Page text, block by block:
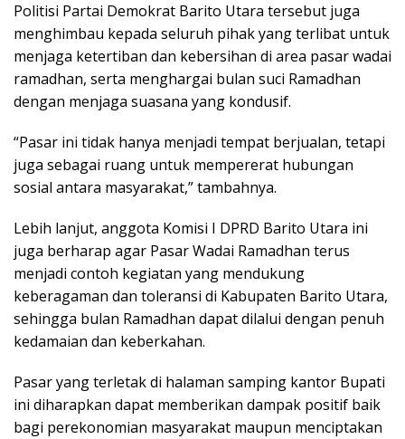
Politisi Partai Demokrat Barito Utara tersebut juga
menghimbau kepada seluruh pihak yang terlibat untuk
menjaga ketertiban dan kebersihan di area pasar wadai
ramadhan, serta menghargai bulan suci Ramadhan
dengan menjaga suasana yang kondusif.
“Pasar ini tidak hanya menjadi tempat berjualan, tetapi
juga sebagai ruang untuk mempererat hubungan
sosial antara masyarakat,” tambahnya.
Lebih lanjut, anggota Komisi I DPRD Barito Utara ini
juga berharap agar Pasar Wadai Ramadhan terus
menjadi contoh kegiatan yang mendukung
keberagaman dan toleransi di Kabupaten Barito Utara,
sehingga bulan Ramadhan dapat dilalui dengan penuh
kedamaian dan keberkahan.
Pasar yang terletak di halaman samping kantor Bupati
ini diharapkan dapat memberikan dampak positif baik
bagi perekonomian masyarakat maupun menciptakan